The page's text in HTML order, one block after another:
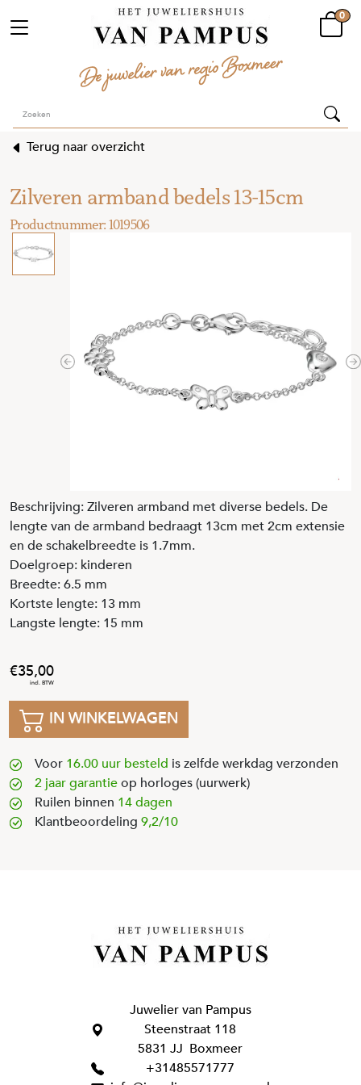
0
Terug naar overzicht
Zilveren armband bedels 13-15cm
Previous
Beschrijving: Zilveren armband met diverse bedels. De
lengte van de armband bedraagt 13cm met 2cm extensie
en de schakelbreedte is 1.7mm.
Doelgroep: kinderen
Breedte: 6.5 mm
Kortste lengte: 13 mm
Langste lengte: 15 mm
35,00
IN WINKELWAGEN
Voor 16.00 uur besteld is zelfde werkdag verzonden
2 jaar garantieop horloges (uurwerk)
Ruilen binnen 14 dagen
Klantbeoordeling 9,2/10
Juwelier van Pampus
Steenstraat 118
5831 JJ Boxmeer
+31485571777